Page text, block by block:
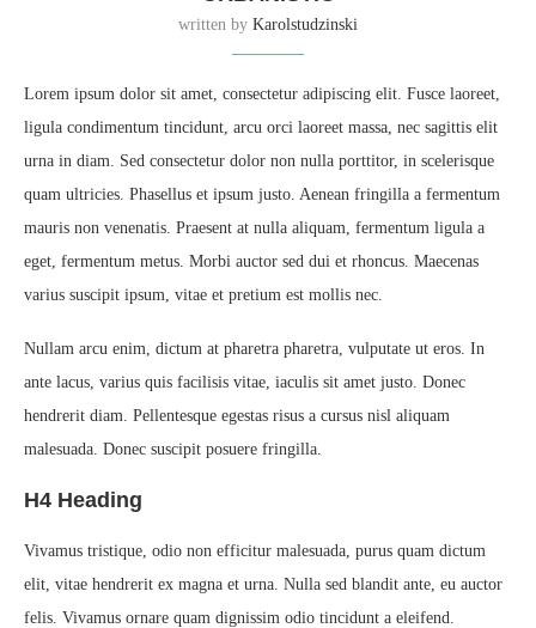
written by Karolstudzinski
Lorem ipsum dolor sit amet, consectetur adipiscing elit. Fusce laoreet,
ligula condimentum tincidunt, arcu orci laoreet massa, nec sagittis elit
urna in diam. Sed consectetur dolor non nulla porttitor, in scelerisque
quam ultricies. Phasellus et ipsum justo. Aenean fringilla a fermentum
mauris non venenatis. Praesent at nulla aliquam, fermentum ligula a
eget, fermentum metus. Morbi auctor sed dui et rhoncus. Maecenas
varius suscipit ipsum, vitae et pretium est mollis nec.
Nullam arcu enim, dictum at pharetra pharetra, vulputate ut eros. In
ante lacus, varius quis facilisis vitae, iaculis sit amet justo. Donec
hendrerit diam. Pellentesque egestas risus a cursus nisl aliquam
malesuada. Donec suscipit posuere fringilla.
H4 Heading
Vivamus tristique, odio non efficitur malesuada, purus quam dictum
elit, vitae hendrerit ex magna et urna. Nulla sed blandit ante, eu auctor
felis. Vivamus ornare quam dignissim odio tincidunt a eleifend.